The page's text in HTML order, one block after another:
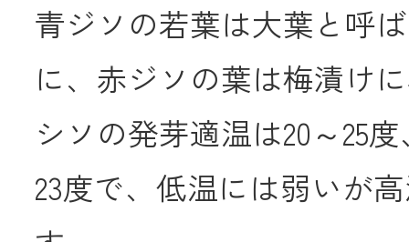
農業
食
JAバンク
青ジソの若葉は大葉と呼
に、赤ジソの葉は梅漬け
シソの発芽適温は20～25
23度で、低温には弱いが